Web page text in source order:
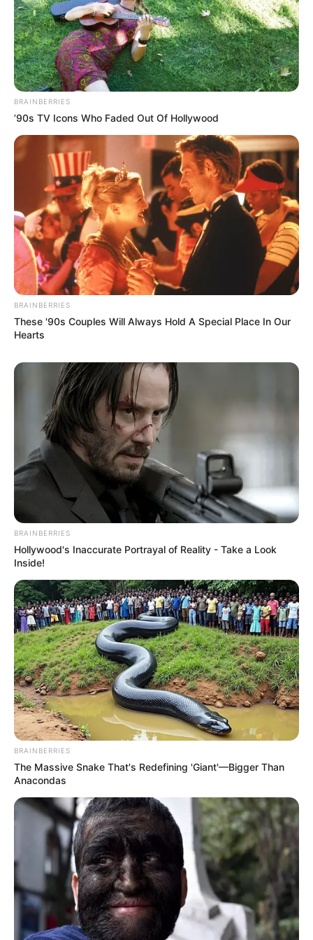
Mészáros Lőrinc villájából távozott
A hvg.hu korábbi információi szerint az Andrássy út
112. szám alatti villát Mészáros Lőrinc 2021-ben
vásárolta meg, mintegy ötmilliárd forintért. Az
épületben jelenleg a Hungarian Art and Business
nevű közösségi és kiállítótér működik, amely az
MBH Bank támogatásával jött létre.
A helyet az MBH is rendszeresen használja
megjelenik az épületben, még nem jelent
bizonyítékot semmilyen titkos találkozóra. A
politikai érzékenységet azonban erősen növeli,
hogy az épület közvetlenül az orosz nagykövetség
szomszédságában található.
Ezért lett országos téma abból, hogy Orbán Viktort
éppen innen látták távozni.
Szabó Bálint szerint több ismert szereplő is ott
Szabó Bálint állítása szerint Orbán Viktor nem
egyedül járt az épületben. A volt önkormányzati
képviselő azt írta, hogy a villában Bakondi György
volt kormánybiztos, Stumpf István egykori
kancelláriaminiszter, valamint Hajdu János, a
nemrég menesztett TEK-vezető is jelen lehetett.
BRAINBERRIES
’90s TV Icons Who Faded Out Of Hollywood
BRAINBERRIES
These '90s Couples Will Always Hold A Special Place In Our
Hearts
BRAINBERRIES
Hollywood's Inaccurate Portrayal of Reality - Take a Look
Inside!
BRAINBERRIES
The Massive Snake That's Redefining 'Giant'—Bigger Than
Anacondas